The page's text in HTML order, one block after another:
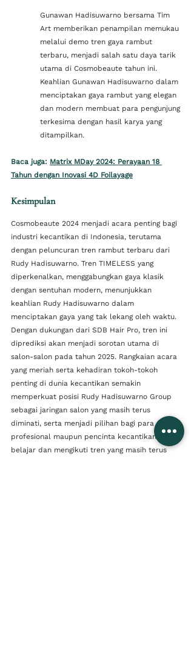
Gunawan Hadisuwarno bersama Tim
Art memberikan penampilan memukau
melalui demo tren gaya rambut
terbaru, menjadi salah satu daya tarik
utama di Cosmobeaute tahun ini.
Keahlian Gunawan Hadisuwarno dalam
menciptakan gaya rambut yang elegan
dan modern membuat para pengunjung
terkesima dengan hasil karya yang
ditampilkan.
Baca juga: Matrix MDay 2024: Perayaan 18
Tahun dengan Inovasi 4D Foilayage
Kesimpulan
Cosmobeaute 2024 menjadi acara penting bagi
industri kecantikan di Indonesia, terutama
dengan peluncuran tren rambut terbaru dari
Rudy Hadisuwarno. Tren TIMELESS yang
diperkenalkan, menggabungkan gaya klasik
dengan sentuhan modern, menunjukkan
keahlian Rudy Hadisuwarno dalam
menciptakan gaya yang tak lekang oleh waktu.
Dengan dukungan dari SDB Hair Pro, tren ini
diprediksi akan menjadi sorotan utama di
salon-salon pada tahun 2025. Rangkaian acara
yang meriah serta kehadiran tokoh-tokoh
penting di dunia kecantikan semakin
memperkuat posisi Rudy Hadisuwarno Group
sebagai jaringan salon yang masih terus
diminati, serta menjadi pilihan bagi para
profesional maupun pencinta kecantikan untuk
belajar dan mengikuti tren yang masih terus